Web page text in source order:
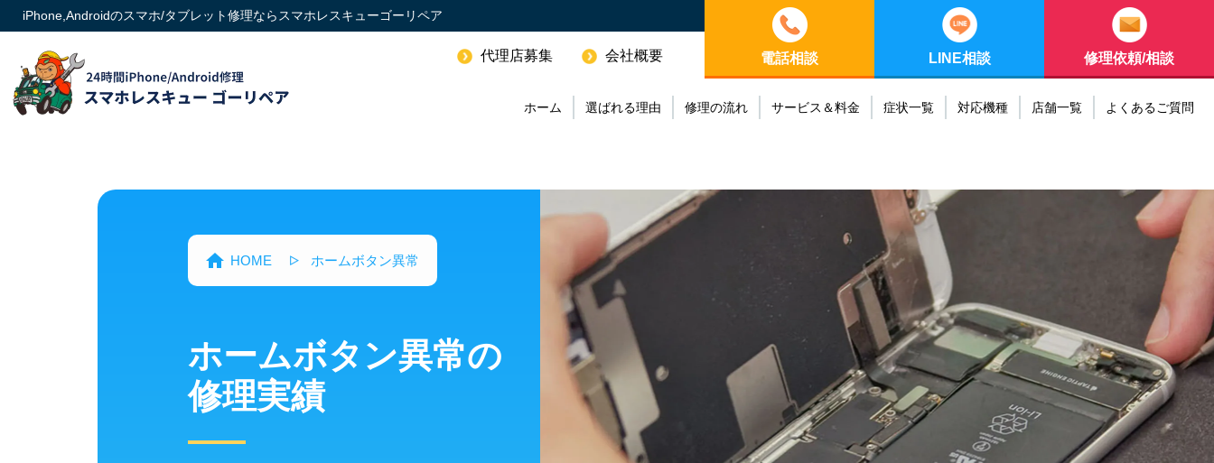
iPhone,Androidのスマホ/タブレット修理ならスマホレスキューゴーリペア
代理店募集 会社概要
ホーム 選ばれる理由 修理の流れ サービス＆料金 症状一覧 対応機種 店舗一覧 よくあるご質問
電話相談 LINE相談 修理依頼/相談
HOME ホームボタン異常
ホームボタン異常の
修理実績